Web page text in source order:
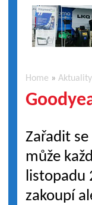
Home »Aktuality
Zařadit
může
listopadu
zakoupí